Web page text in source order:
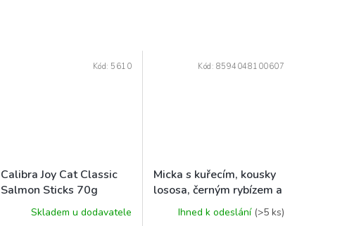
Calibra Joy Cat Classic
Salmon Sticks 70g
Skladem u dodavatele
Kód: 5610
Micka s kuřecím, kousky
lososa, černým rybízem a
taurinem 325 g
Ihned k odeslání (>5 ks)
Kód: 8594048100607